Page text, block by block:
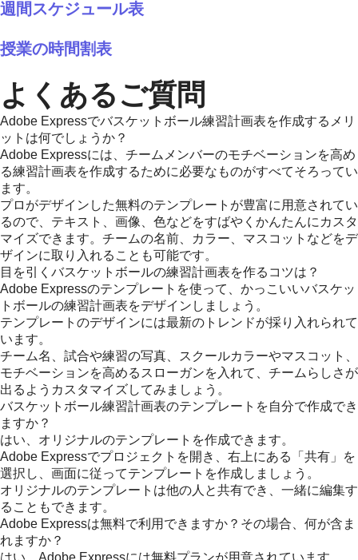
週間スケジュール表
授業の時間割表
よくあるご質問
Adobe Expressでバスケットボール練習計画表を作成するメリ
ットは何でしょうか？
Adobe Expressには、チームメンバーのモチベーションを高め
る練習計画表を作成するために必要なものがすべてそろってい
ます。
プロがデザインした無料のテンプレートが豊富に用意されてい
るので、テキスト、画像、色などをすばやくかんたんにカスタ
マイズできます。チームの名前、カラー、マスコットなどをデ
ザインに取り入れることも可能です。
目を引くバスケットボールの練習計画表を作るコツは？
Adobe Expressのテンプレートを使って、かっこいいバスケッ
トボールの練習計画表をデザインしましょう。
テンプレートのデザインには最新のトレンドが採り入れられて
います。
チーム名、試合や練習の写真、スクールカラーやマスコット、
モチベーションを高めるスローガンを入れて、チームらしさが
出るようカスタマイズしてみましょう。
バスケットボール練習計画表のテンプレートを自分で作成でき
ますか？
はい、オリジナルのテンプレートを作成できます。
Adobe Expressでプロジェクトを開き、右上にある「共有」を
選択し、画面に従ってテンプレートを作成しましょう。
オリジナルのテンプレートは他の人と共有でき、一緒に編集す
ることもできます。
Adobe Expressは無料で利用できますか？その場合、何が含ま
れますか？
はい、Adobe Expressには無料プランが用意されています。